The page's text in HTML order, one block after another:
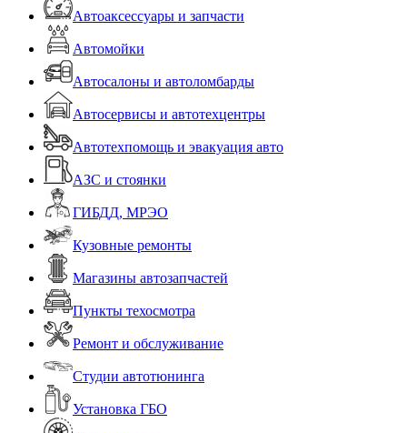
Автоаксессуары и запчасти
Автомойки
Автосалоны и автоломбарды
Автосервисы и автотехцентры
Автотехпомощь и эвакуация авто
АЗС и стоянки
ГИБДД, МРЭО
Кузовные ремонты
Магазины автозапчастей
Пункты техосмотра
Ремонт и обслуживание
Студии автотюнинга
Установка ГБО